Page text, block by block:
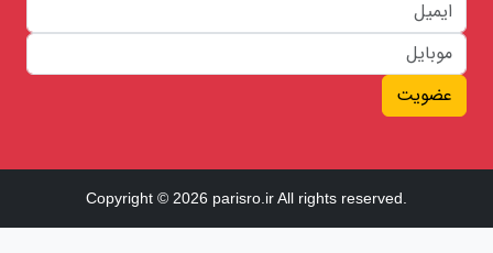
عضویت
Copyright © 2026 parisro.ir All rights reserved.